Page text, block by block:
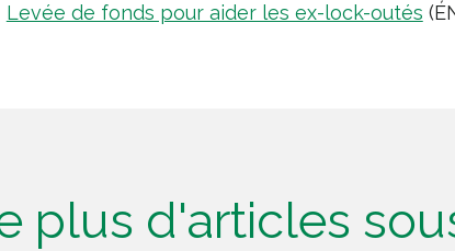
Levée de fonds pour aider les ex-lock-outés
plus d'articles